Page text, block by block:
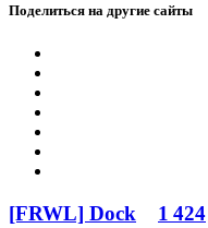
Поделиться на другие сайты
[FRWL] Dock 1 424